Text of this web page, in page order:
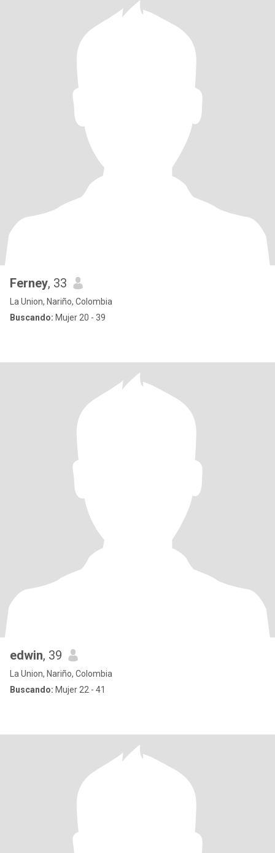
Ferney, 33
La Union, Nariño, Colombia
Buscando: Mujer 20 - 39
edwin, 39
La Union, Nariño, Colombia
Buscando: Mujer 22 - 41